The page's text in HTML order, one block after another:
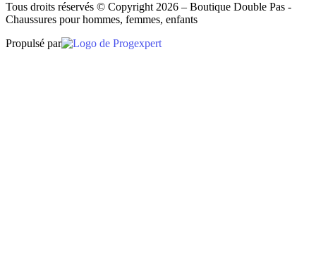
Tous droits réservés © Copyright 2026 – Boutique Double Pas -
Chaussures pour hommes, femmes, enfants
Propulsé par